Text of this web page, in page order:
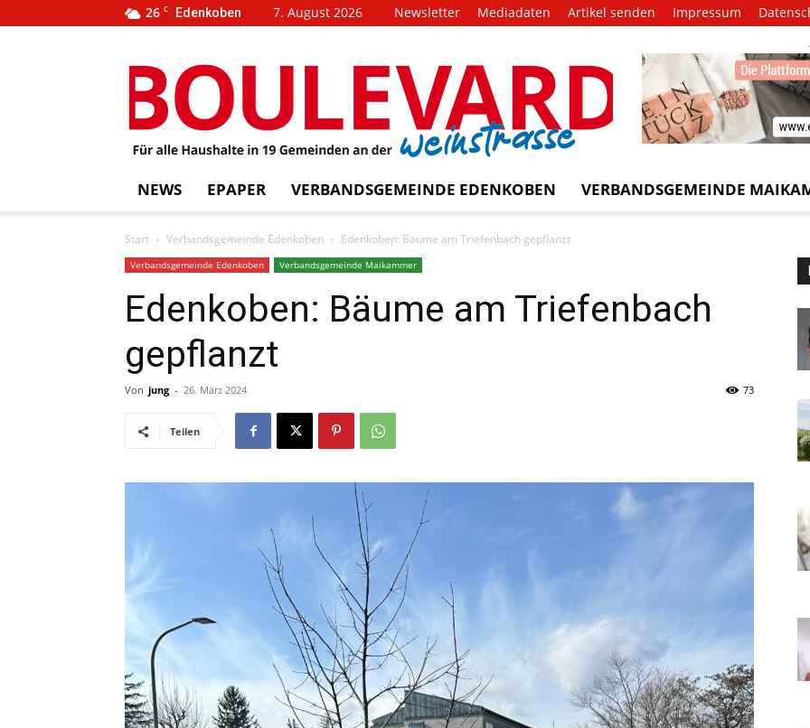
26 C Edenkoben 7. August 2026 Newsletter Mediadaten Artikel senden Impressum
BOULEVARD
weinstrasse!
NEWS EPAPER VERBANDSGEMEINDE EDENKOBEN VERBANDSGEMEINDE
Start Verbandsgemeinde Edenkoben Edenkoben: Bäume am Triefenbach gepflanzt
Verbandsgemeinde Edenkoben Verbandsgemeinde Maikammer
Edenkoben: Bäume am Triefenbach
gepflanzt
Von jung - 26. März 2024 73
Teilen